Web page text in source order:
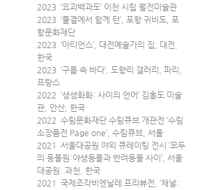
2023  ‘요괴백과도’ 이천 시립 월전미술관
2023  ‘물결에서 함께 턴’, 포항 귀비도, 포
항문화재단
2023  ‘아티언스’, 대전예술가의 집, 대전,
한국
2023  ‘구름 속 바다’, 도향리 갤러리, 파리,
프랑스
2022  ‘생생화화: 사이의 언어’ 김홍도 미술
관, 안산, 한국
2022  수림문화재단 수림큐브 개관전 ‘수림
소장품전 Page one’, 수림큐브, 서울
2021  서울대공원 야외 큐레이팅 전시 ‘모두
의 동물원:야생동물과 반려동물 사이’, 서울
대공원. 과천, 한국
2021  국제조각비엔날레 프리뷰전, ‘채널: